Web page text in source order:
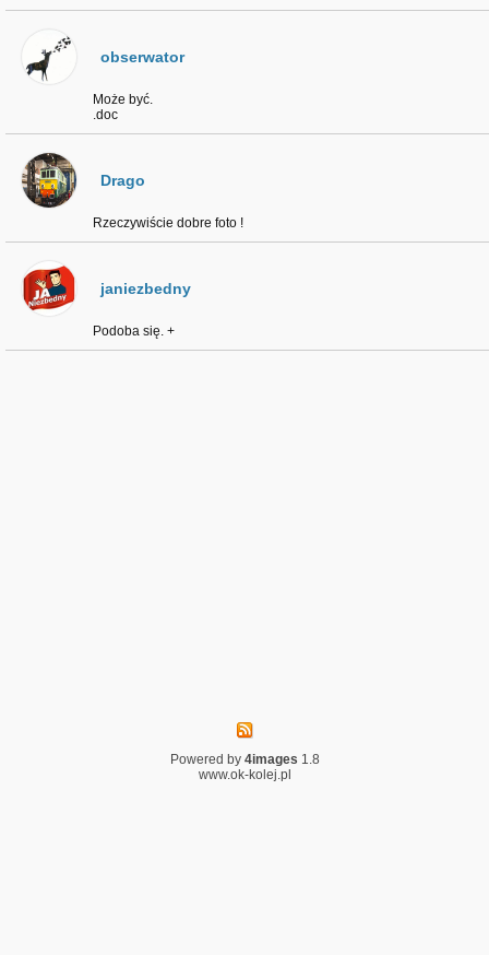
obserwator
Może być.
.doc
Drago
Rzeczywiście dobre foto !
janiezbedny
Podoba się. +
Powered by 4images 1.8
www.ok-kolej.pl